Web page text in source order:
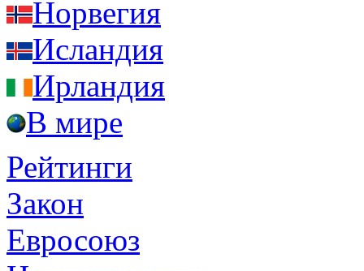
Норвегия
Исландия
Ирландия
В мире
Рейтинги
Закон
Евросоюз